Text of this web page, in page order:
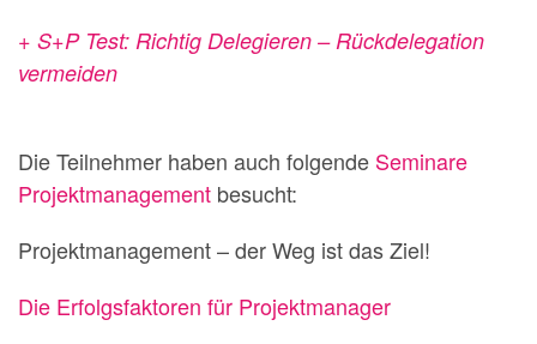
+ S+P Test: Richtig Delegieren – Rückdelegation
vermeiden
Die Teilnehmer haben auch folgende Seminare
Projektmanagement besucht:
Projektmanagement – der Weg ist das Ziel!
Die Erfolgsfaktoren für Projektmanager